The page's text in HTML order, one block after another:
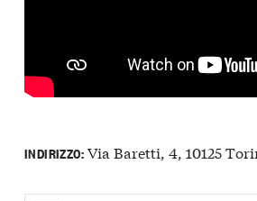
INDIRIZZO:Via Baretti, 4, 10125